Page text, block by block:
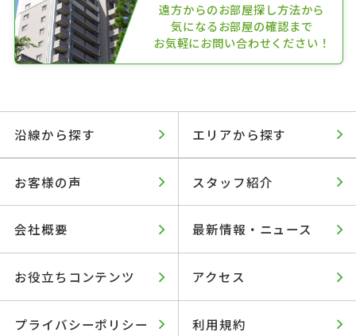
遠方からのお部屋探し方法から
気になるお部屋の確認まで
お気軽にお問い合わせください！
沿線から探す エリアから探す
お客様の声 スタッフ紹介
会社概要 最新情報・ニュース
お役立ちコンテンツ アクセス
プライバシーポリシー 利用規約